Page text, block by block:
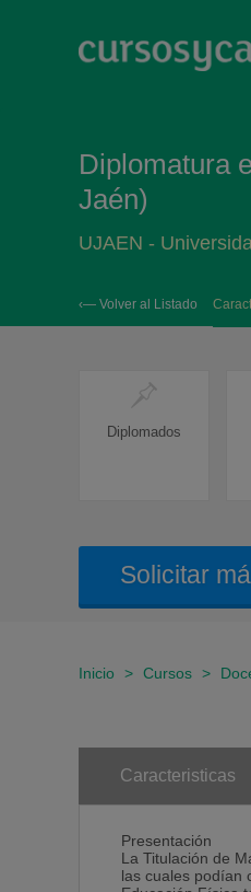
Diplomatura
Jaén)
UJAEN -
‹— Volver al Listado
Diplomados
Solicitar
Inicio > Cursos >
Caracteristicas
Presentación
La Titulación de
las cuales podían